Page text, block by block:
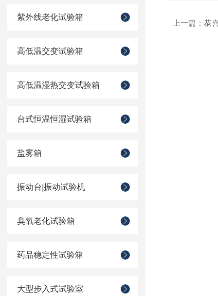
紫外线老化试验箱
高低温交变试验箱
高低温湿热交变试验箱
台式恒温恒湿试验箱
盐雾箱
振动台|振动试验机
臭氧老化试验箱
药品稳定性试验箱
大型步入式试验室
上一篇： 恭